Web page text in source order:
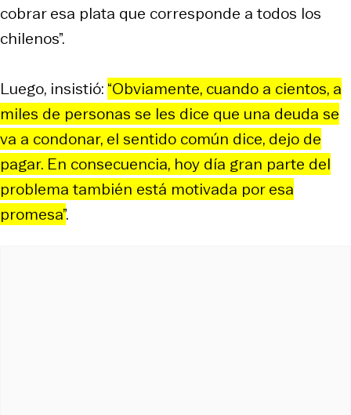
cobrar esa plata que corresponde a todos los
chilenos”.
Luego, insistió: “Obviamente, cuando a cientos, a
miles de personas se les dice que una deuda se
va a condonar, el sentido común dice, dejo de
pagar. En consecuencia, hoy día gran parte del
problema también está motivada por esa
promesa”.